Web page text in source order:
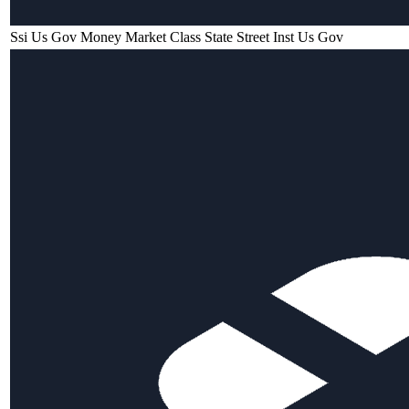
Ssi Us Gov Money Market Class State Street Inst Us Gov